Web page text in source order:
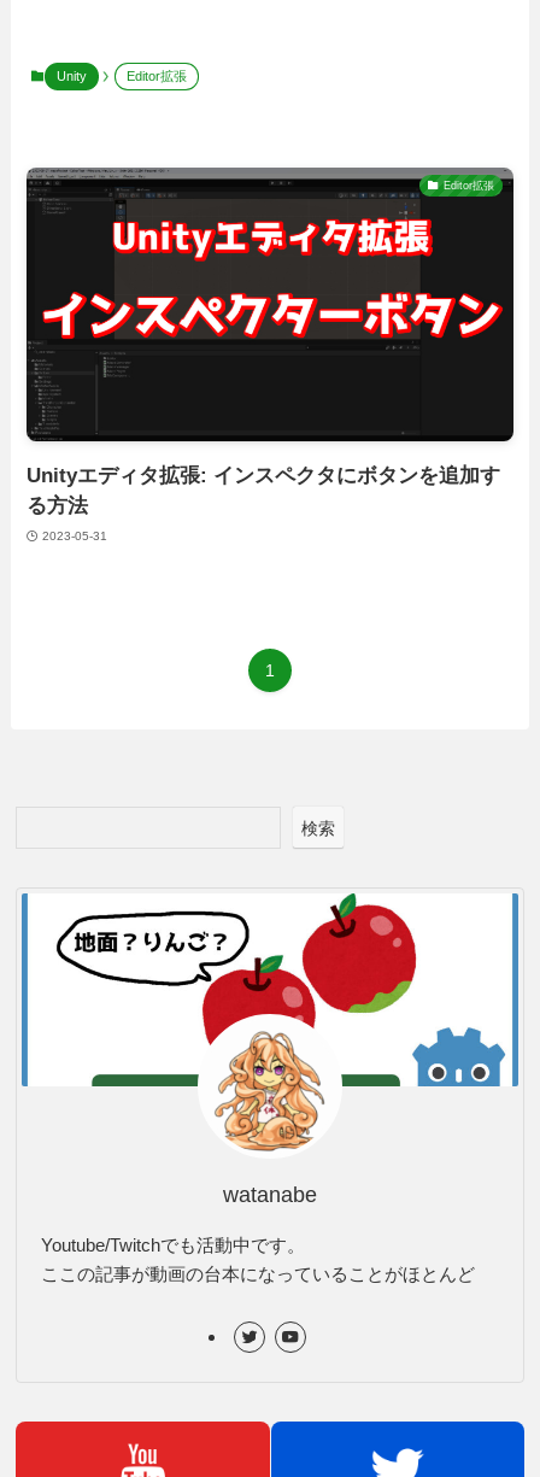
Unity Editor拡張
Editor拡張
Unityエディタ拡張: インスペクタにボタンを追加す
る方法
2023-05-31
1
検索
watanabe
Youtube/Twitchでも活動中です。
ここの記事が動画の台本になっていることがほとんど